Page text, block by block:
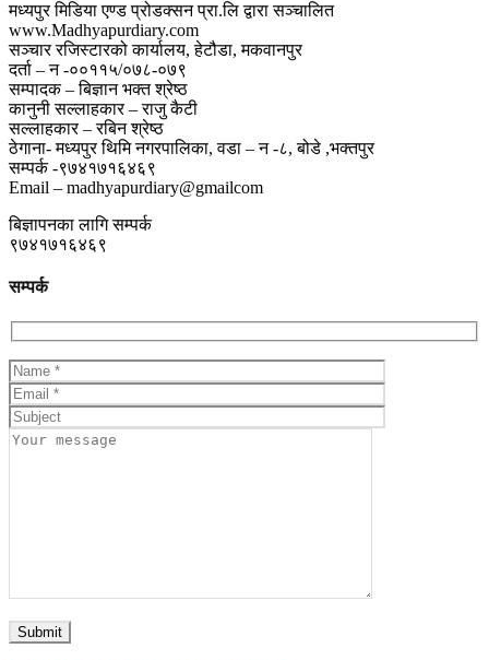
मध्यपुर मिडिया एण्ड प्रोडक्सन प्रा.लि द्वारा सञ्चालित
www.Madhyapurdiary.com
सञ्चार रजिस्टारको कार्यालय, हेटौडा, मकवानपुर
दर्ता – न -००११५/०७८-०७९
सम्पादक – बिज्ञान भक्त श्रेष्ठ
कानुनी सल्लाहकार – राजु कैटी
सल्लाहकार – रबिन श्रेष्ठ
ठेगाना- मध्यपुर थिमि नगरपालिका, वडा – न -८, बोडे ,भक्तपुर
सम्पर्क -९७४१७१६४६९
Email – madhyapurdiary@gmailcom
बिज्ञापनका लागि सम्पर्क
९७४१७१६४६९
सम्पर्क